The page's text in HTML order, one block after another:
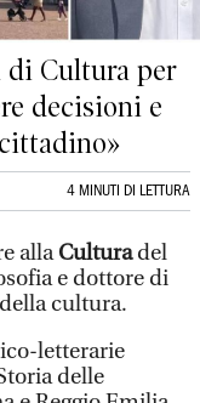
di Cultura per
decisioni e
4 MINUTI DI LETTURA
allaCulturadel
e dottore di
cultura.
letterarie
delle